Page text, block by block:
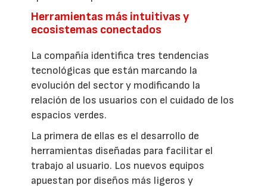
Herramientas más intuitivas y
ecosistemas conectados
La compañía identifica tres tendencias
tecnológicas que están marcando la
evolución del sector y modificando la
relación de los usuarios con el cuidado de los
espacios verdes.
La primera de ellas es el desarrollo de
herramientas diseñadas para facilitar el
trabajo al usuario. Los nuevos equipos
apuestan por diseños más ligeros y